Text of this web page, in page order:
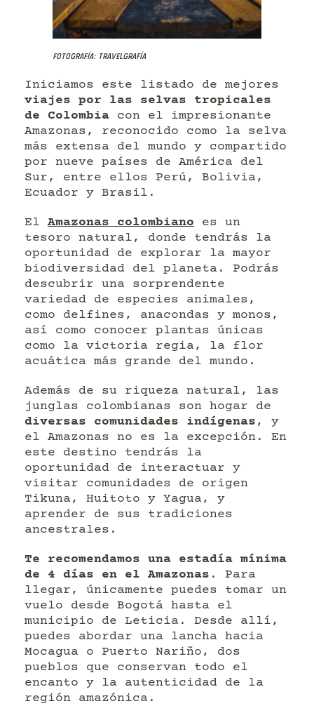
Fotografía: Travelgrafía
Iniciamos este listado de mejores
viajes por las selvas tropicales
de Colombia con el impresionante
Amazonas, reconocido como la selva
más extensa del mundo y compartido
por nueve países de América del
Sur, entre ellos Perú, Bolivia,
Ecuador y Brasil.
El Amazonas colombiano es un
tesoro natural, donde tendrás la
oportunidad de explorar la mayor
biodiversidad del planeta. Podrás
descubrir una sorprendente
variedad de especies animales,
como delfines, anacondas y monos,
así como conocer plantas únicas
como la victoria regia, la flor
acuática más grande del mundo.
Además de su riqueza natural, las
junglas colombianas son hogar de
diversas comunidades indígenas , y
el Amazonas no es la excepción. En
este destino tendrás la
oportunidad de interactuar y
visitar comunidades de origen
Tikuna, Huitoto y Yagua, y
aprender de sus tradiciones
ancestrales.
Te recomendamos una estadía mínima
de 4 días en el Amazonas . Para
llegar, únicamente puedes tomar un
vuelo desde Bogotá hasta el
municipio de Leticia. Desde allí,
puedes abordar una lancha hacia
Mocagua o Puerto Nariño, dos
pueblos que conservan todo el
encanto y la autenticidad de la
región amazónica.